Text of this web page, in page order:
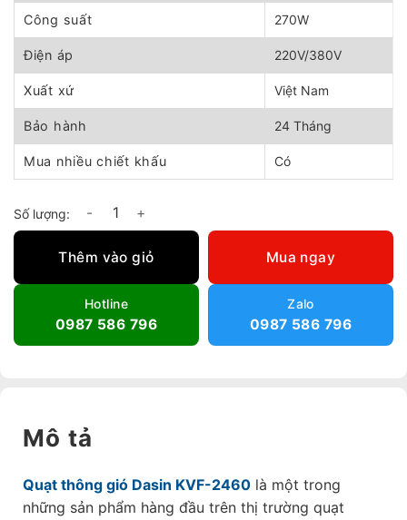
Công suất 270W
Điện áp 220V/380V
Xuất xứ Việt Nam
Bảo hành 24 Tháng
Mua nhiều chiết khấu Có
Quạt thông gió Dasin KVF-2460 số lượng
Thêm vào giỏ Mua ngay
Hotline
0987 586 796
Zalo
0987 586 796
Mô tả
Quạt thông gió Dasin KVF-2460 là một trong
những sản phẩm hàng đầu trên thị trường quạt